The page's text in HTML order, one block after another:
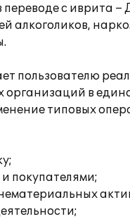
переводе с иврита
алкоголиков,
пользователю
организаций в
типовых
покупателями;